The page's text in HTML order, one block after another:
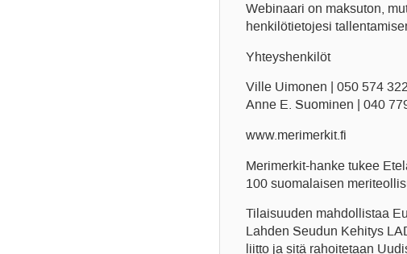
Webinaari on maksuton,
henkilötietojesi
Yhteyshenkilöt
Ville Uimonen | 050 574
Anne E. Suominen | 040
www.merimerkit.fi
Merimerkit-hanke tukee
100 suomalaisen
Tilaisuuden mahdollistaa
Lahden Seudun Kehitys
liitto ja sitä rahoitetaan